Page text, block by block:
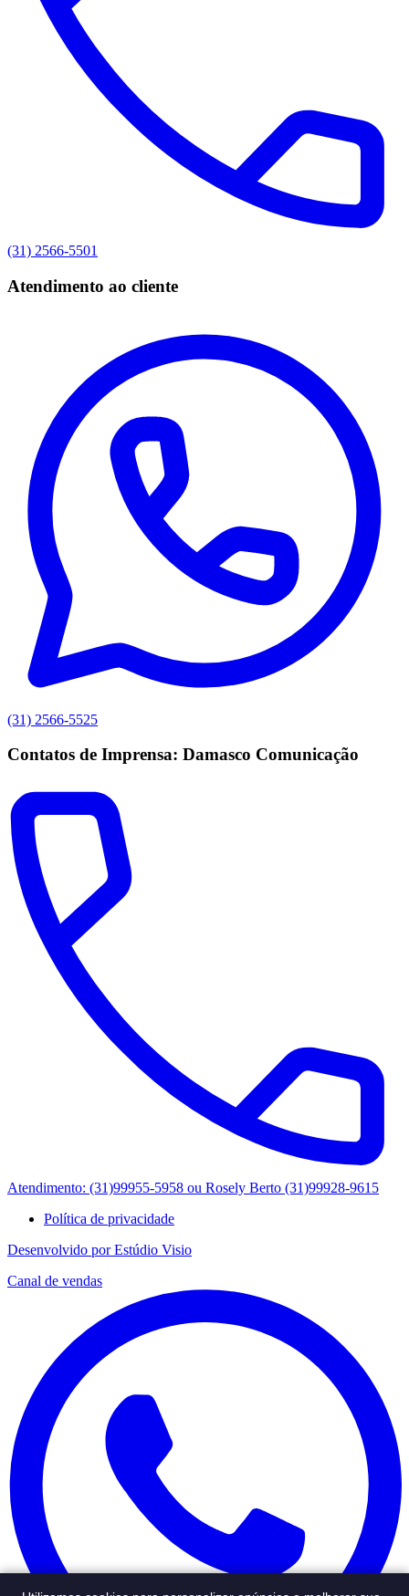
(31) 2566-5501
Atendimento ao cliente
(31) 2566-5525
Contatos de Imprensa: Damasco Comunicação
Atendimento: (31)99955-5958 ou Rosely Berto (31)99928-9615
Política de privacidade
Desenvolvido por Estúdio Visio
Canal de vendas